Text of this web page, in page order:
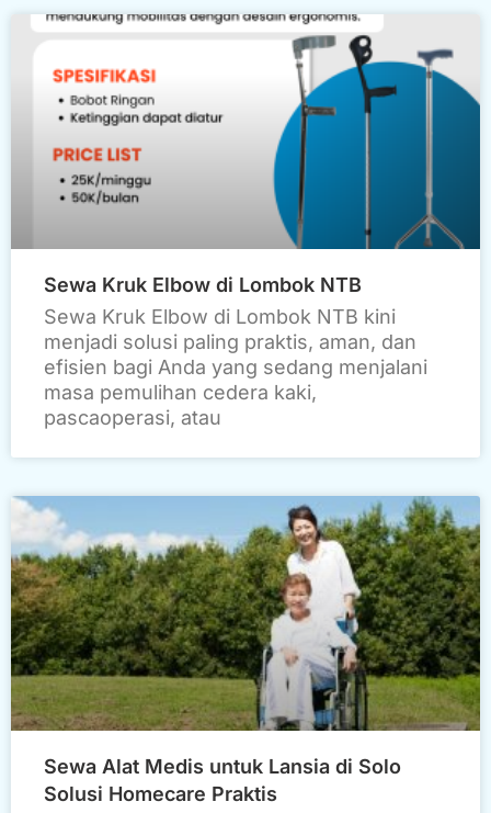
Sewa Kruk Elbow di Lombok NTB
Sewa Kruk Elbow di Lombok NTB kini
menjadi solusi paling praktis, aman, dan
efisien bagi Anda yang sedang menjalani
masa pemulihan cedera kaki,
pascaoperasi, atau
Sewa Alat Medis untuk Lansia di Solo
Solusi Homecare Praktis